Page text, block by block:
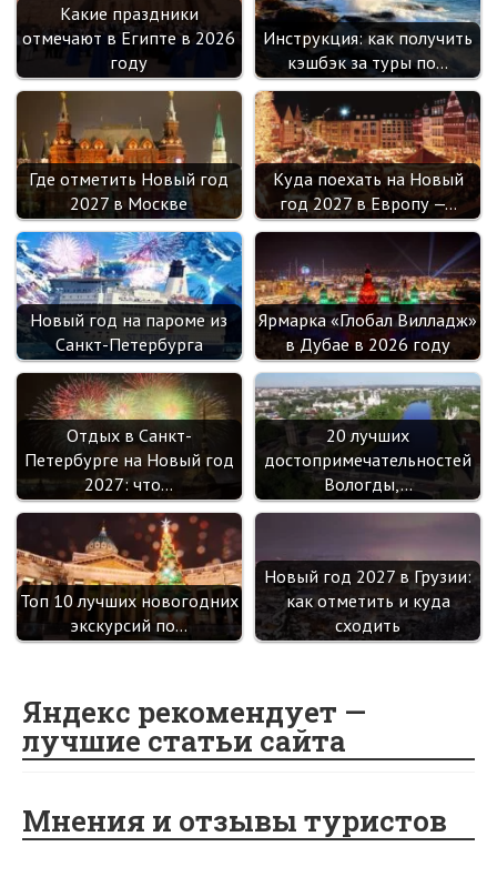
Какие праздники
отмечают в Египте в 2026
году
Инструкция: как получить
кэшбэк за туры по…
Где отметить Новый год
2027 в Москве
Куда поехать на Новый
год 2027 в Европу —…
Новый год на пароме из
Санкт-Петербурга
Ярмарка «Глобал Вилладж»
в Дубае в 2026 году
Отдых в Санкт-
Петербурге на Новый год
2027: что…
20 лучших
достопримечательностей
Вологды,…
Топ 10 лучших новогодних
экскурсий по…
Новый год 2027 в Грузии:
как отметить и куда
сходить
Яндекс рекомендует —
лучшие статьи сайта
Мнения и отзывы туристов